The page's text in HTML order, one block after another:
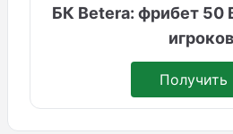
БК Betera: фрибет 50
игроков
Получить